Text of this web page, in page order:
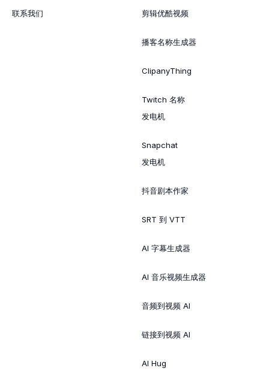
联系我们 剪辑优酷视频
播客名称生成器
ClipanyThing
Twitch 名称
发电机
Snapchat
发电机
抖音剧本作家
SRT 到 VTT
AI 字幕生成器
AI 音乐视频生成器
音频到视频 AI
链接到视频 AI
AI Hug